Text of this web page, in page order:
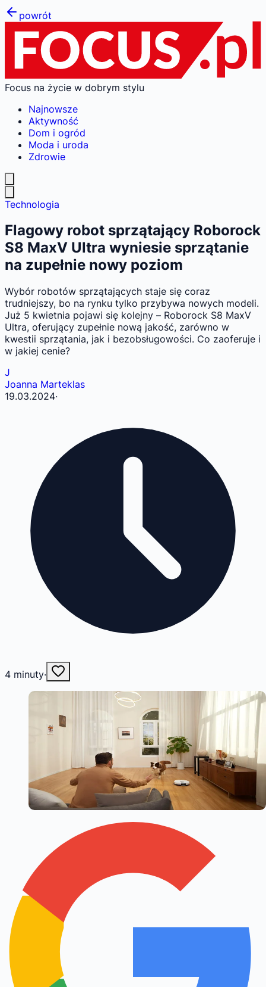
powrót
Focus na życie w dobrym stylu
Najnowsze
Aktywność
Dom i ogród
Moda i uroda
Zdrowie
Technologia
Flagowy robot sprzątający Roborock
S8 MaxV Ultra wyniesie sprzątanie
na zupełnie nowy poziom
Wybór robotów sprzątających staje się coraz
trudniejszy, bo na rynku tylko przybywa nowych modeli.
Już 5 kwietnia pojawi się kolejny – Roborock S8 MaxV
Ultra, oferujący zupełnie nową jakość, zarówno w
kwestii sprzątania, jak i bezobsługowości. Co zaoferuje i
w jakiej cenie?
J
Joanna Marteklas
19.03.2024·
4 minuty·